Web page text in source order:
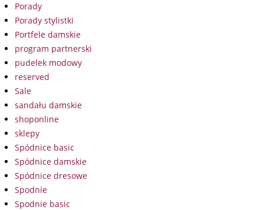
Porady
Porady stylistki
Portfele damskie
program partnerski
pudelek modowy
reserved
Sale
sandału damskie
shoponline
sklepy
Spódnice basic
Spódnice damskie
Spódnice dresowe
Spodnie
Spodnie basic